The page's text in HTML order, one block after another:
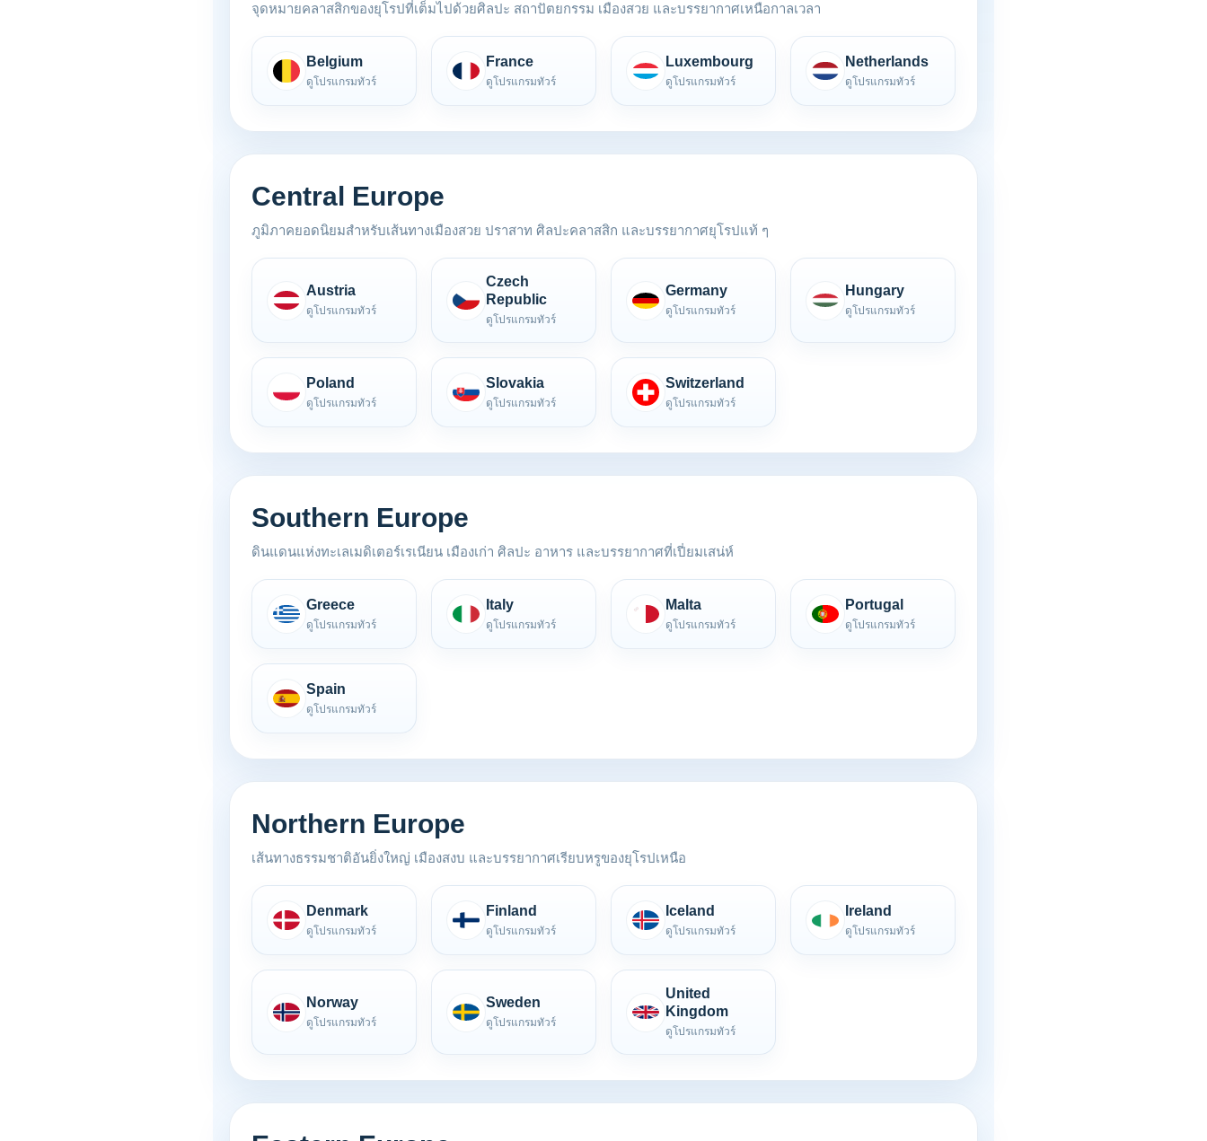
จุดหมายคลาสสิกของยุโรปที่เต็มไปด้วยศิลปะ สถาปัตยกรรม เมืองสวย และบรรยากาศเหนือกาลเวลา
Belgium
ดูโปรแกรมทัวร์
France
ดูโปรแกรมทัวร์
Luxembourg
ดูโปรแกรมทัวร์
Netherlands
ดูโปรแกรมทัวร์
Central Europe
ภูมิภาคยอดนิยมสำหรับเส้นทางเมืองสวย ปราสาท ศิลปะคลาสสิก และบรรยากาศยุโรปแท้ ๆ
Austria
ดูโปรแกรมทัวร์
Czech
Republic
ดูโปรแกรมทัวร์
Germany
ดูโปรแกรมทัวร์
Hungary
ดูโปรแกรมทัวร์
Poland
ดูโปรแกรมทัวร์
Slovakia
ดูโปรแกรมทัวร์
Switzerland
ดูโปรแกรมทัวร์
Southern Europe
ดินแดนแห่งทะเลเมดิเตอร์เรเนียน เมืองเก่า ศิลปะ อาหาร และบรรยากาศที่เปี่ยมเสน่ห์
Greece
ดูโปรแกรมทัวร์
Italy
ดูโปรแกรมทัวร์
Malta
ดูโปรแกรมทัวร์
Portugal
ดูโปรแกรมทัวร์
Spain
ดูโปรแกรมทัวร์
Northern Europe
เส้นทางธรรมชาติอันยิ่งใหญ่ เมืองสงบ และบรรยากาศเรียบหรูของยุโรปเหนือ
Denmark
ดูโปรแกรมทัวร์
Finland
ดูโปรแกรมทัวร์
Iceland
ดูโปรแกรมทัวร์
Ireland
ดูโปรแกรมทัวร์
Norway
ดูโปรแกรมทัวร์
Sweden
ดูโปรแกรมทัวร์
United
Kingdom
ดูโปรแกรมทัวร์